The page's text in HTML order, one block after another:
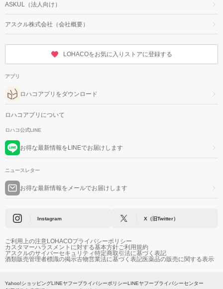
ASKUL（法人向け）
アスクル株式会社（会社概要）
LOHACOをお気に入りストアに登録する
アプリ
ロハコアプリをダウンロード
ロハコアプリについて
ロハコ公式LINE
お得な最新情報をLINEでお届けします
ニュースレター
お得な最新情報をメールでお届けします
Instagram X（旧Twitter）
ご利用上の注意LOHACOプライバシーポリシー
カスタマーハラスメントに対する基本方針ご利用規約
アスクルのサイバーセキュリティ特定商取引法に基づく表記
酒類販売管理者標識の掲示古物営業法に基づく表記医薬品の販売に関する表示
Yahoo!ショッピングLINEヤフープライバシーポリシーLINEヤフープライバシーセンター